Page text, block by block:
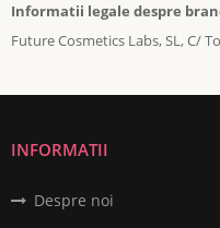
Informatii legale despre
Future Cosmetics Labs, SL, C/
INFORMATII
Despre noi